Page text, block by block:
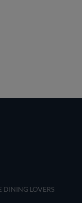
DINING LOVERS